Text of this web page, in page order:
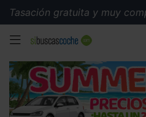
gratuita y muy
MENÚ